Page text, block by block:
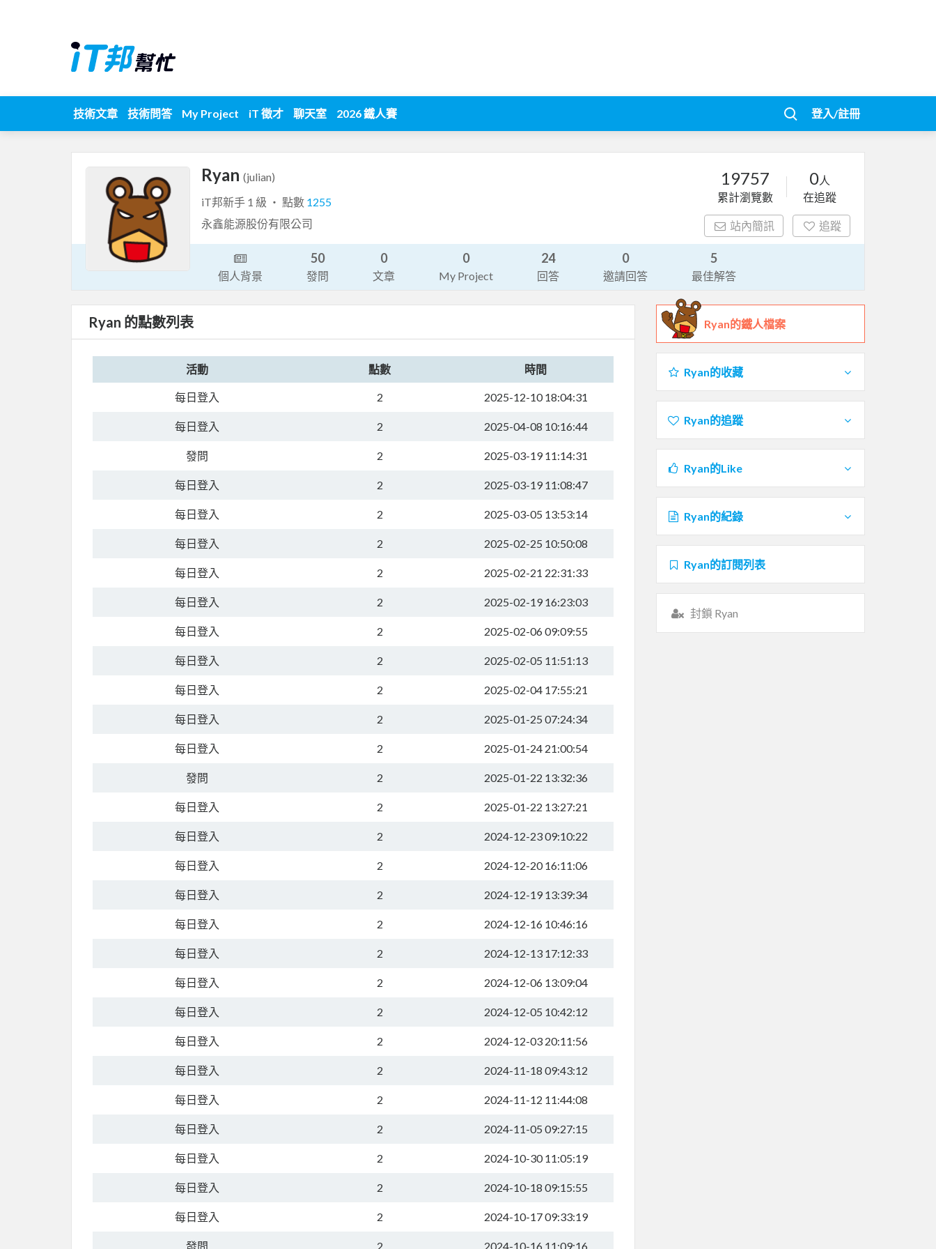
技術文章 技術問答 My Project iT 徵才 聊天室 2026 鐵人賽 登入/註冊
Ryan (julian)
iT邦新手 1 級 ‧ 點數 1255
永鑫能源股份有限公司
19757
累計瀏覽數
0人
在追蹤
站內簡訊 追蹤
個人背景
50
發問
0
文章
0
My Project
24
回答
0
邀請回答
5
最佳解答
Ryan 的點數列表
活動 點數 時間
每日登入 2 2025-12-10 18:04:31
每日登入 2 2025-04-08 10:16:44
發問 2 2025-03-19 11:14:31
每日登入 2 2025-03-19 11:08:47
每日登入 2 2025-03-05 13:53:14
每日登入 2 2025-02-25 10:50:08
每日登入 2 2025-02-21 22:31:33
每日登入 2 2025-02-19 16:23:03
每日登入 2 2025-02-06 09:09:55
每日登入 2 2025-02-05 11:51:13
每日登入 2 2025-02-04 17:55:21
每日登入 2 2025-01-25 07:24:34
每日登入 2 2025-01-24 21:00:54
發問 2 2025-01-22 13:32:36
每日登入 2 2025-01-22 13:27:21
每日登入 2 2024-12-23 09:10:22
每日登入 2 2024-12-20 16:11:06
每日登入 2 2024-12-19 13:39:34
每日登入 2 2024-12-16 10:46:16
每日登入 2 2024-12-13 17:12:33
每日登入 2 2024-12-06 13:09:04
每日登入 2 2024-12-05 10:42:12
每日登入 2 2024-12-03 20:11:56
每日登入 2 2024-11-18 09:43:12
每日登入 2 2024-11-12 11:44:08
每日登入 2 2024-11-05 09:27:15
每日登入 2 2024-10-30 11:05:19
每日登入 2 2024-10-18 09:15:55
每日登入 2 2024-10-17 09:33:19
發問 2 2024-10-16 11:09:16
Ryan的鐵人檔案
Ryan的收藏
Ryan的追蹤
Ryan的Like
Ryan的紀錄
Ryan的訂閱列表
封鎖 Ryan